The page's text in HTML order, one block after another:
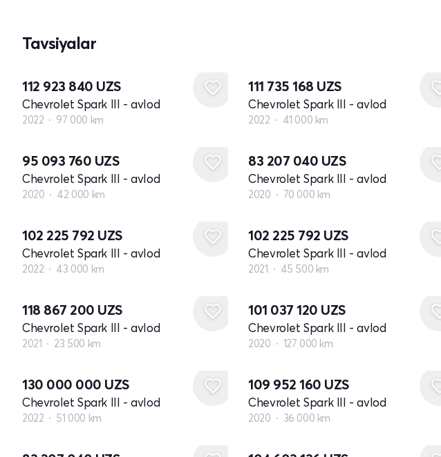
Tavsiyalar
112 923 840 UZS
Chevrolet Spark III - avlod
2022 97 000 km
111 735 168 UZS
Chevrolet Spark III - avlod
2022 41 000 km
95 093 760 UZS
Chevrolet Spark III - avlod
2020 42 000 km
83 207 040 UZS
Chevrolet Spark III - avlod
2020 70 000 km
102 225 792 UZS
Chevrolet Spark III - avlod
2022 43 000 km
102 225 792 UZS
Chevrolet Spark III - avlod
2021 45 500 km
118 867 200 UZS
Chevrolet Spark III - avlod
2021 23 500 km
101 037 120 UZS
Chevrolet Spark III - avlod
2020 127 000 km
130 000 000 UZS
Chevrolet Spark III - avlod
2022 51 000 km
109 952 160 UZS
Chevrolet Spark III - avlod
2020 36 000 km